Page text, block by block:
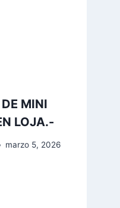
MINI
LOJA.-
marzo 5, 2026